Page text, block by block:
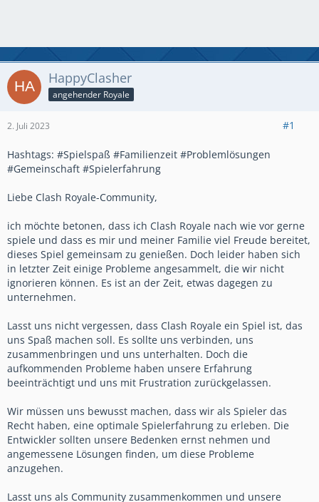
HappyClasher
angehender Royale
2. Juli 2023 #1
Hashtags: #Spielspaß #Familienzeit #Problemlösungen
#Gemeinschaft #Spielerfahrung
Liebe Clash Royale-Community,
ich möchte betonen, dass ich Clash Royale nach wie vor gerne
spiele und dass es mir und meiner Familie viel Freude bereitet,
dieses Spiel gemeinsam zu genießen. Doch leider haben sich
in letzter Zeit einige Probleme angesammelt, die wir nicht
ignorieren können. Es ist an der Zeit, etwas dagegen zu
unternehmen.
Lasst uns nicht vergessen, dass Clash Royale ein Spiel ist, das
uns Spaß machen soll. Es sollte uns verbinden, uns
zusammenbringen und uns unterhalten. Doch die
aufkommenden Probleme haben unsere Erfahrung
beeinträchtigt und uns mit Frustration zurückgelassen.
Wir müssen uns bewusst machen, dass wir als Spieler das
Recht haben, eine optimale Spielerfahrung zu erleben. Die
Entwickler sollten unsere Bedenken ernst nehmen und
angemessene Lösungen finden, um diese Probleme
anzugehen.
Lasst uns als Community zusammenkommen und unsere